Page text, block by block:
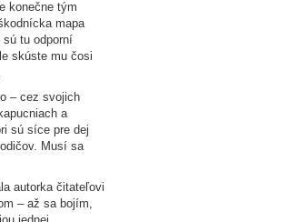
konečne tým
mapa
sú tu odporní
skúste mu čosi
– cez svojich
a
sú síce pre dej
Musí sa
autorka čitateľovi
– až sa bojím,